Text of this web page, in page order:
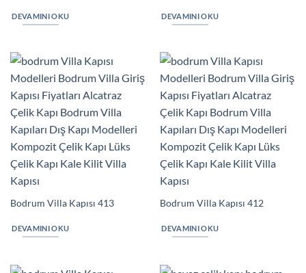
DEVAMINI OKU DEVAMINI OKU
Bodrum Villa Kapısı 413
DEVAMINI OKU
Bodrum Villa Kapısı 412
DEVAMINI OKU